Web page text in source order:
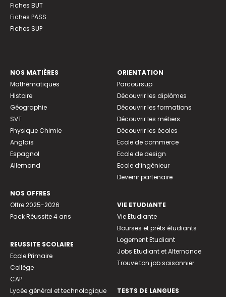
Fiches BUT
Fiches PASS
Fiches SUP
NOS MATIÈRES
Mathématiques
Histoire
Géographie
SVT
Physique Chimie
Anglais
Espagnol
Allemand
NOS OFFRES
Offre 2025-2026
Pack Réussite 4 ans
REUSSITE SCOLAIRE
Ecole Primaire
Collège
CAP
Lycée général et technologique
ORIENTATION
Parcoursup
Découvrir les diplômes
Découvrir les formations
Découvrir les métiers
Découvrir les écoles
Ecole de commerce
Ecole de design
Ecole d’ingénieur
Devenir partenaire
VIE ETUDIANTE
Vie Etudiante
Bourses et prêts étudiants
Logement Etudiant
Jobs Etudiant et Alternance
Trouve ton job saisonnier
TESTS DE LANGUES